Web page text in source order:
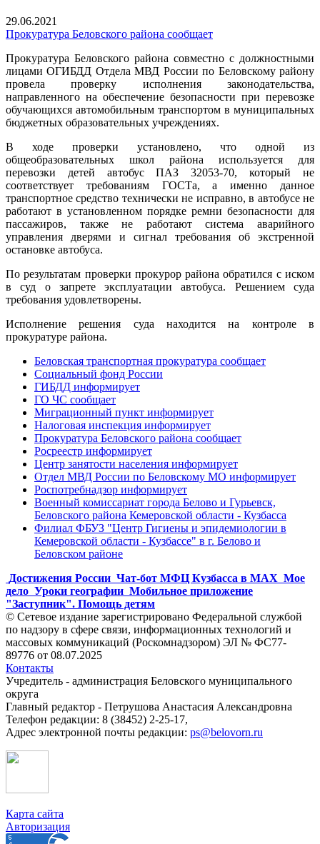
29.06.2021
Прокуратура Беловского района сообщает
Прокуратура Беловского района совместно с должностными
лицами ОГИБДД Отдела МВД России по Беловскому району
провела проверку исполнения законодательства,
направленного на обеспечение безопасности при перевозке
обучающихся автомобильным транспортом в муниципальных
бюджетных образовательных учреждениях.
В ходе проверки установлено, что одной из
общеобразовательных школ района используется для
перевозки детей автобус ПАЗ 32053-70, который не
соответствует требованиям ГОСТа, а именно данное
транспортное средство технически не исправно, в автобусе не
работают в установленном порядке ремни безопасности для
пассажиров, также не работают система аварийного
управления дверями и сигнал требования об экстренной
остановке автобуса.
По результатам проверки прокурор района обратился с иском
в суд о запрете эксплуатации автобуса. Решением суда
требования удовлетворены.
Исполнение решения суда находится на контроле в
прокуратуре района.
Беловская транспортная прокуратура сообщает
Социальный фонд России
ГИБДД информирует
ГО ЧС сообщает
Миграционный пункт информирует
Налоговая инспекция информирует
Прокуратура Беловского района сообщает
Росреестр информирует
Центр занятости населения информирует
Отдел МВД России по Беловскому МО информирует
Роспотребнадзор информирует
Военный комиссариат города Белово и Гурьевск,
Беловского района Кемеровской области - Кузбасса
Филиал ФБУЗ "Центр Гигиены и эпидемиологии в
Кемеровской области - Кузбассе" в г. Белово и
Беловском районе
Достижения России Чат-бот МФЦ Кузбасса в MAX Мое
дело Уроки географии Мобильное приложение
"Заступник". Помощь детям
© Сетевое издание зарегистрировано Федеральной службой
по надзору в сфере связи, информационных технологий и
массовых коммуникаций (Роскомнадзором) ЭЛ № ФС77-
89776 от 08.07.2025
Контакты
Учредитель - администрация Беловского муниципального
округа
Главный редактор - Петрушова Анастасия Александровна
Телефон редакции: 8 (38452) 2-25-17,
Адрес электронной почты редакции: ps@belovorn.ru
Карта сайта
Авторизация